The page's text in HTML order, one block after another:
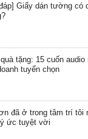
Giấy dán tường có
quà tặng: 15 cuốn
tuyển chọn
đã ở trong tâm trí tôi
ức tuyệt vời